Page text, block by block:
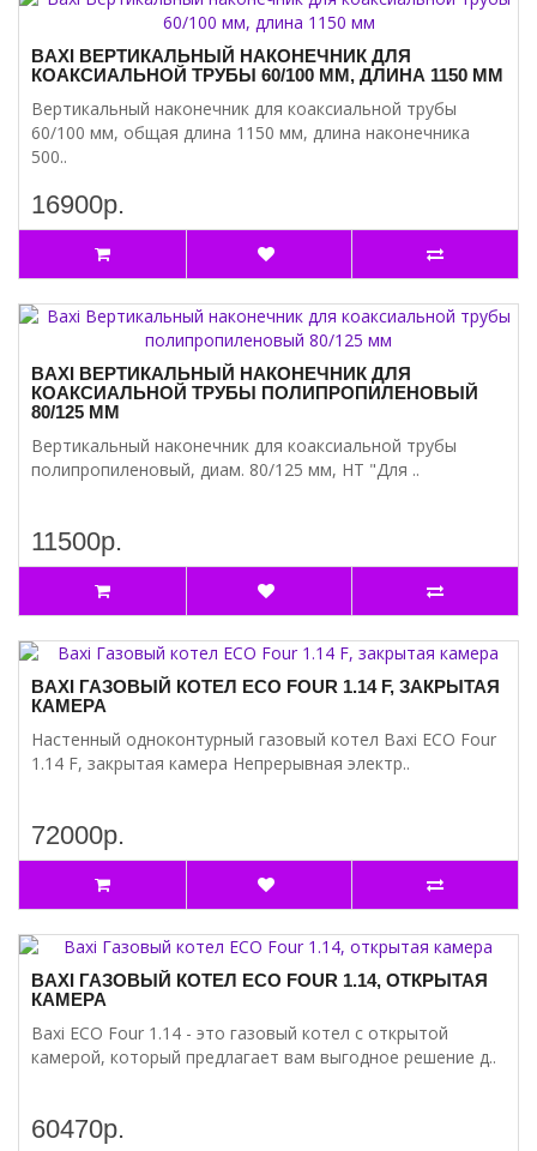
BAXI ВЕРТИКАЛЬНЫЙ НАКОНЕЧНИК ДЛЯ
КОАКСИАЛЬНОЙ ТРУБЫ 60/100 ММ, ДЛИНА 1150 ММ
Вертикальный наконечник для коаксиальной трубы
60/100 мм, общая длина 1150 мм, длина наконечника
500..
16900р.
BAXI ВЕРТИКАЛЬНЫЙ НАКОНЕЧНИК ДЛЯ
КОАКСИАЛЬНОЙ ТРУБЫ ПОЛИПРОПИЛЕНОВЫЙ
80/125 ММ
Вертикальный наконечник для коаксиальной трубы
полипропиленовый, диам. 80/125 мм, HT "Для ..
11500р.
BAXI ГАЗОВЫЙ КОТЕЛ ECO FOUR 1.14 F, ЗАКРЫТАЯ
КАМЕРА
Настенный одноконтурный газовый котел Baxi ЕCO Four
1.14 F, закрытая камера Непрерывная электр..
72000р.
BAXI ГАЗОВЫЙ КОТЕЛ ECO FOUR 1.14, ОТКРЫТАЯ
КАМЕРА
Baxi ECO Four 1.14 - это газовый котел с открытой
камерой, который предлагает вам выгодное решение д..
60470р.